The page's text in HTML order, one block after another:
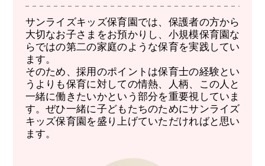
サンライズキッズ保育園では、保護者の方から
大切なお子さまをお預かりし、小規模保育園な
らではの第二の家庭のような保育を実践してい
ます。
そのため、採用のポイントは保育士の経験とい
うよりも保育に対しての情熱、人柄、この人と
一緒に働きたいかという部分を重要視していま
す。ぜひ一緒に子どもたちのためにサンライズ
キッズ保育園を盛り上げていただければと思い
ます。